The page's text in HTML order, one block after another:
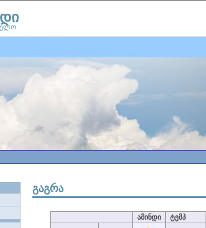
გაგრა
ამინდი ტემპ